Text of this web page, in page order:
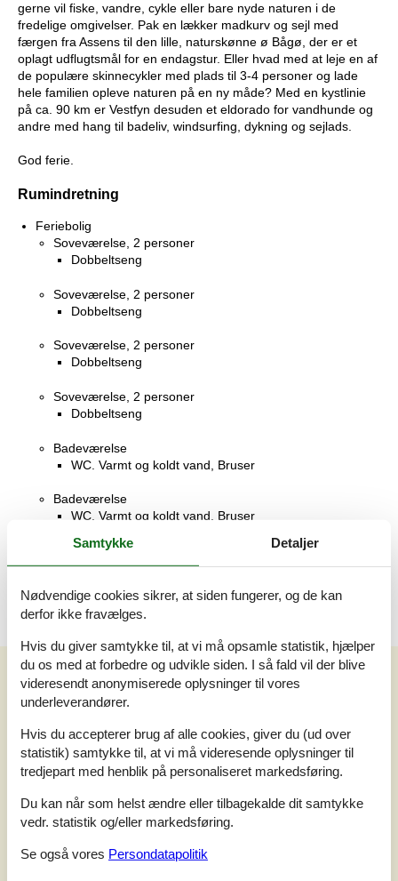
gerne vil fiske, vandre, cykle eller bare nyde naturen i de
fredelige omgivelser. Pak en lækker madkurv og sejl med
færgen fra Assens til den lille, naturskønne ø Bågø, der er et
oplagt udflugtsmål for en endagstur. Eller hvad med at leje en af
de populære skinnecykler med plads til 3-4 personer og lade
hele familien opleve naturen på en ny måde? Med en kystlinie
på ca. 90 km er Vestfyn desuden et eldorado for vandhunde og
andre med hang til badeliv, windsurfing, dykning og sejlads.
God ferie.
Rumindretning
Feriebolig
Soveværelse, 2 personer
Dobbeltseng
Soveværelse, 2 personer
Dobbeltseng
Soveværelse, 2 personer
Dobbeltseng
Soveværelse, 2 personer
Dobbeltseng
Badeværelse
WC. Varmt og koldt vand, Bruser
Badeværelse
WC. Varmt og koldt vand, Bruser
Terrasse
Åben terrasse
Vores gæsteanmeldelser
Vores gæsteanmeldelser
5,0 Baseret på1vurdering
Vurderet d. 02-11-2025
4
3
Samtykke Detaljer
Nødvendige cookies sikrer, at siden fungerer, og de kan
derfor ikke fravælges.
Hvis du giver samtykke til, at vi må opsamle statistik, hjælper
du os med at forbedre og udvikle siden. I så fald vil der blive
videresendt anonymiserede oplysninger til vores
underleverandører.
Hvis du accepterer brug af alle cookies, giver du (ud over
statistik) samtykke til, at vi må videresende oplysninger til
tredjepart med henblik på personaliseret markedsføring.
Du kan når som helst ændre eller tilbagekalde dit samtykke
vedr. statistik og/eller markedsføring.
Se også vores Persondatapolitik